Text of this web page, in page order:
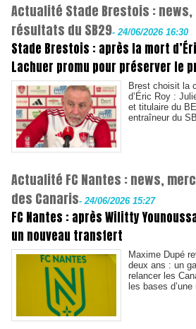
Actualité Stade Brestois :
résultats du SB29- 24/06/2026 16:30
Stade Brestois : après la mort
Lachuer promu pour préserver le
Brest choisit la
d’Éric Roy :
et titulaire du
entraîneur du
Actualité FC Nantes : news,
des Canaris- 24/06/2026 15:27
FC Nantes : après Wilitty
un nouveau transfert
Maxime Dupé
deux ans : un
relancer les
les bases